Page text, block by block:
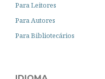
Para Leitores
Para Autores
Para Bibliotecários